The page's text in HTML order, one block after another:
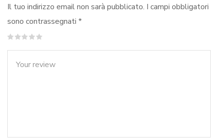
Il tuo indirizzo email non sarà pubblicato. I campi obbligatori
sono contrassegnati *